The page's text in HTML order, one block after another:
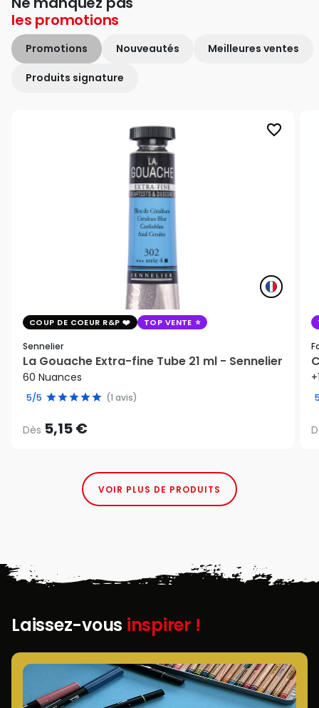
les promotions
Promotions Nouveautés Meilleures ventes
Produits signature
favorite_border
COUP DE COEUR R&P TOP VENTE
Sennelier
La Gouache Extra-fine Tube 21 ml - Sennelier
60 Nuances
5/5 (1 avis)
Dès 5,15 €
VOIR PLUS DE PRODUITS
Laissez-vous inspirer !